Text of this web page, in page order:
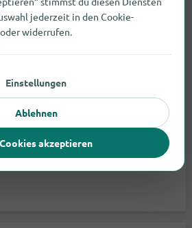
jederzeit in den Cookie-
widerrufen.
Einstellungen
Ablehnen
akzeptieren